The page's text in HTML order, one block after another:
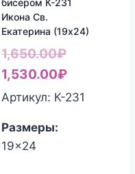
Икона Св.
Екатерина (19х24)
1,650.00₽
цена
1,530.00₽Текущая
цена:
Артикул: К-231
Размеры:
19x24